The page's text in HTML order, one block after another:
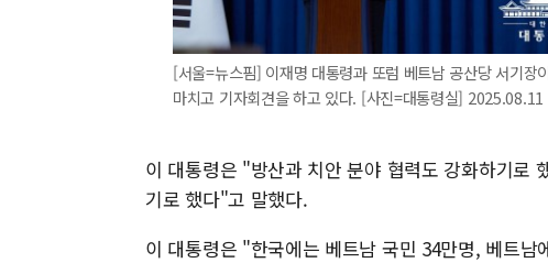
[서울=뉴스핌] 이재명 대통령과 또럼 베트남 공산당 서기장
마치고 기자회견을 하고 있다. [사진=대통령실]
이 대통령은 "방산과 치안 분야 협력도 강화하기로
기로 했다"고 말했다.
이 대통령은 "한국에는 베트남 국민 34만명, 베트